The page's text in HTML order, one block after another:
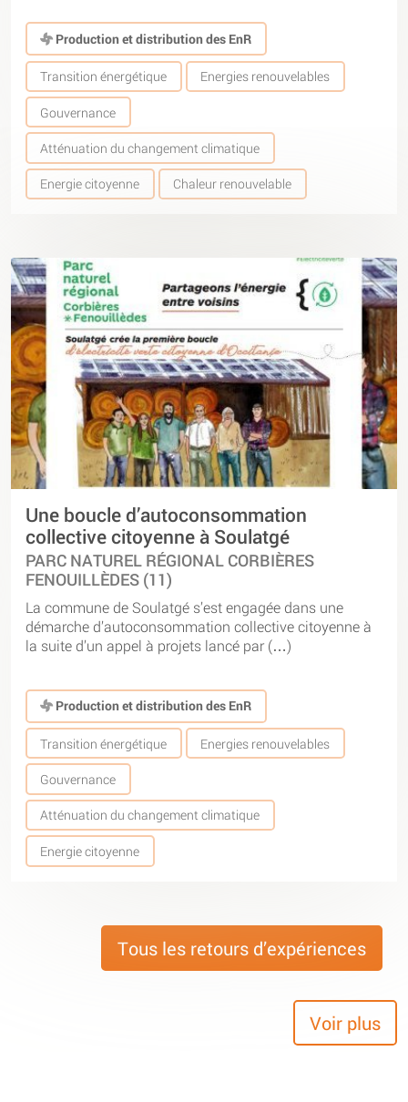
Production et distribution des EnR
Transition énergétique Energies renouvelables
Gouvernance
Atténuation du changement climatique
Energie citoyenne Chaleur renouvelable
Une boucle d’autoconsommation
collective citoyenne à Soulatgé
PARC NATUREL RÉGIONAL CORBIÈRES
FENOUILLÈDES (11)
La commune de Soulatgé s’est engagée dans une
démarche d’autoconsommation collective citoyenne à
la suite d’un appel à projets lancé par (…)
Production et distribution des EnR
Transition énergétique Energies renouvelables
Gouvernance
Atténuation du changement climatique
Energie citoyenne
Tous les retours d’expériences
Voir plus